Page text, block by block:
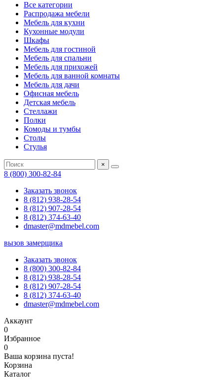
Все категории
Распродажа мебели
Мебель для кухни
Кухонные модули
Шкафы
Мебель для гостиной
Мебель для спальни
Мебель для прихожей
Мебель для ванной комнаты
Мебель для дачи
Офисная мебель
Детская мебель
Стеллажи
Полки
Комоды и тумбы
Столы
Стулья
×
8 (800) 300-82-84
Заказать звонок
8 (812) 938-28-54
8 (812) 907-28-54
8 (812) 374-63-40
dmaster@mdmebel.com
вызов замерщика
Заказать звонок
8 (800) 300-82-84
8 (812) 938-28-54
8 (812) 907-28-54
8 (812) 374-63-40
dmaster@mdmebel.com
Аккаунт
0
Избранное
0
Ваша корзина пуста!
Корзина
Каталог